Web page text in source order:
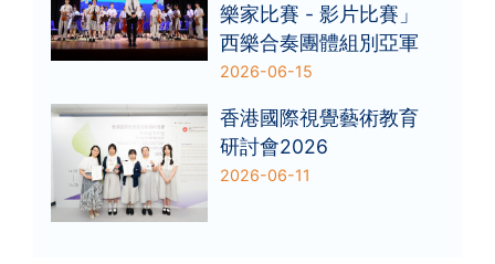
樂家比賽 - 影片比賽」
西樂合奏團體組別亞軍
2026-06-15
香港國際視覺藝術教育
研討會2026
2026-06-11